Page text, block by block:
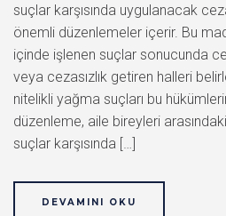
suçlar karşısında uygulanacak
önemli düzenlemeler içerir. Bu
içinde işlenen suçlar sonucunda
veya cezasızlık getiren halleri
nitelikli yağma suçları bu
düzenleme, aile bireyleri
suçlar karşısında […]
DEVAMINI OKU